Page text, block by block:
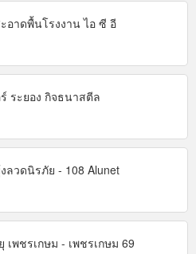
อาดพื้นโรงงาน ไอ ซี อี
ระยอง กิจธนาสตีล
ลวดนิรภัย - 108 Alunet
พชรเกษม - เพชรเกษม 69